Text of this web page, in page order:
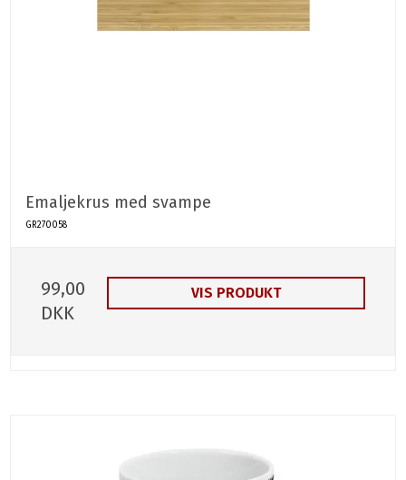
Emaljekrus med svampe
GR270058
99,00
DKK
VIS PRODUKT